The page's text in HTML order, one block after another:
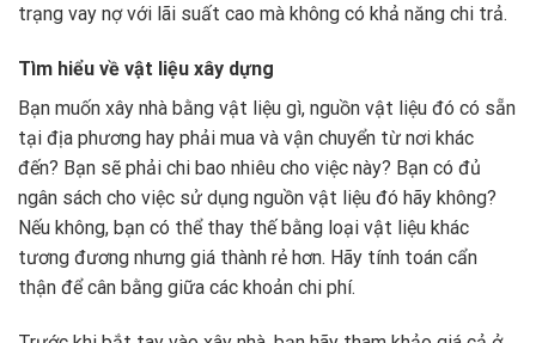
trạng vay nợ với lãi suất cao mà không có khả năng chi trả.
Tìm hiểu về vật liệu xây dựng
Bạn muốn xây nhà bằng vật liệu gì, nguồn vật liệu đó có sẵn
tại địa phương hay phải mua và vận chuyển từ nơi khác
đến? Bạn sẽ phải chi bao nhiêu cho việc này? Bạn có đủ
ngân sách cho việc sử dụng nguồn vật liệu đó hãy không?
Nếu không, bạn có thể thay thế bằng loại vật liệu khác
tương đương nhưng giá thành rẻ hơn. Hãy tính toán cẩn
thận để cân bằng giữa các khoản chi phí.